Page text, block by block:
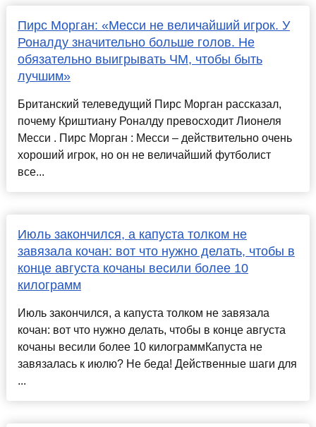
Пирс Морган: «Месси не величайший игрок. У
Роналду значительно больше голов. Не
обязательно выигрывать ЧМ, чтобы быть
лучшим»
Британский телеведущий Пирс Морган рассказал,
почему Криштиану Роналду превосходит Лионеля
Месси . Пирс Морган : Месси – действительно очень
хороший игрок, но он не величайший футболист
все...
Июль закончился, а капуста толком не
завязала кочан: вот что нужно делать, чтобы в
конце августа кочаны весили более 10
килограмм
Июль закончился, а капуста толком не завязала
кочан: вот что нужно делать, чтобы в конце августа
кочаны весили более 10 килограммКапуста не
завязалась к июлю? Не беда! Действенные шаги для
...